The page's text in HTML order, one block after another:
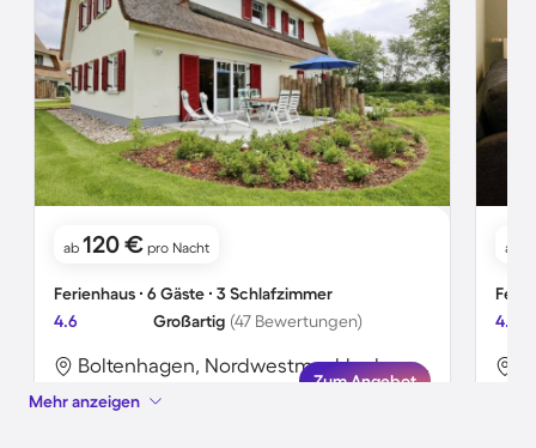
ab 120 € pro Nacht
Ferienhaus ∙ 6 Gäste ∙ 3 Schlafzimmer
4.6
Großartig (47 Bewertungen)
Boltenhagen, Nordwestmecklenburg, Deutschland
Zum Angebot
ab
4.9
Mehr anzeigen